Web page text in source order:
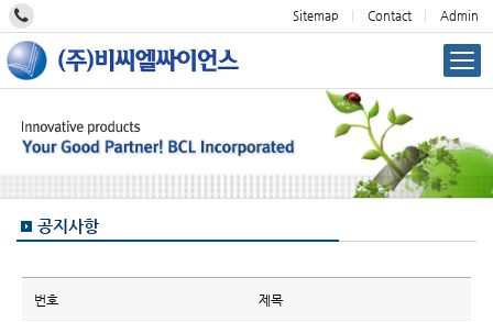
Sitemap Contact Admin
공지사항
번호 제목